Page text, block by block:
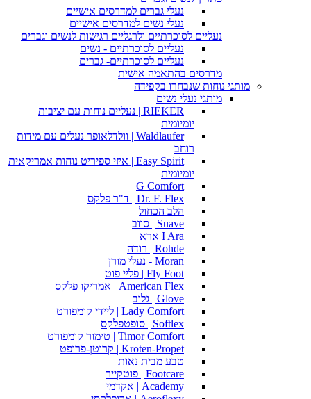
נעלי גברים למדרסים אישיים
נעלי נשים למדרסים אישיים
נעליים לסוכרתיים ולרגליים רגישות לנשים וגברים
נעליים לסוכרתיים - נשים
נעליים לסוכרתיים- גברים
מדרסים בהתאמה אישית
מותגי נוחות שנבחרו בקפידה
מותגי נעלי נשים
RIEKER | נעליים נוחות עם יציבות
יומיומית
Waldlaufer | וולדלאופר נעלים עם מידות
רוחב
Easy Spirit | איזי ספיריט נוחות אמריקאית
יומיומית
G Comfort
Dr. F. Flex | ד"ר פלקס
הלב הכחול
Suave | סווב
I Ara ארא
Rohde | רודה
Moran - נעלי מורן
Fly Foot | פליי פוט
American Flex | אמריקו פלקס
Glove | גלוב
Lady Comfort | ליידי קומפורט
Softlex | סופטפלקס
Timor Comfort | טימור קומפורט
Kroten-Propet | קרוטן-פרופט
טבע מבית נאות
Footcare | פוטקייר
Academy | אקדמי